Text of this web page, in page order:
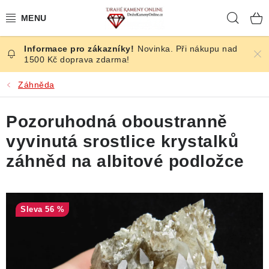
na
ČESKÉ KAMENY
ŠPERKY
KAMENY ZE SVĚTA
BROUŠENÉ
ÚČINKY
Novinka. Při nákupu nad
1500 Kč doprava zdarma!
Záhněda
Pozoruhodná oboustranně
vyvinutá srostlice krystalků
záhněd na albitové podložce
56 %